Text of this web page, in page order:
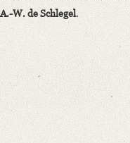
A.-W. de Schlegel.